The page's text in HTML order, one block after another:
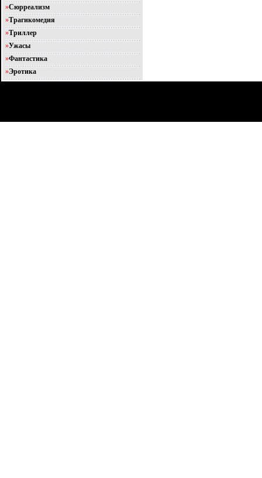
»Сюрреализм
»Трагикомедия
»Триллер
»Ужасы
»Фантастика
»Эротика